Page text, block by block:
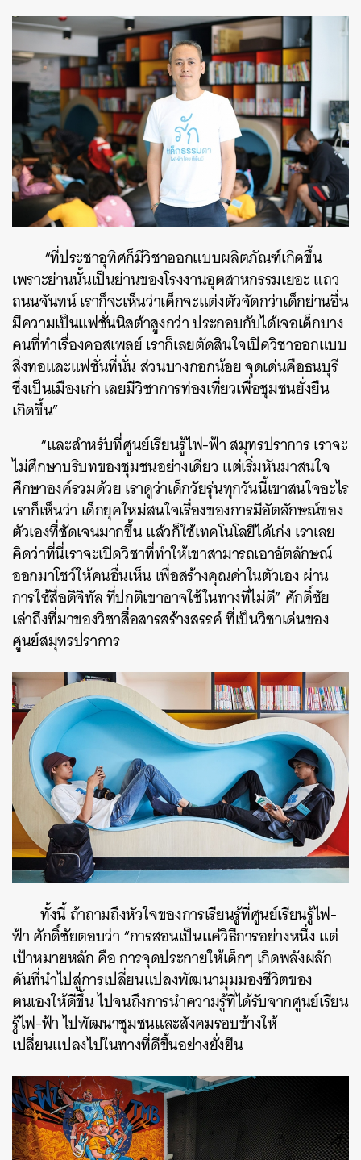
“ที่ประชาอุทิศก็มีวิชาออกแบบผลิตภัณฑ์เกิดขึ้น
เพราะย่านนั้นเป็นย่านของโรงงานอุตสาหกรรมเยอะ แถว
ถนนจันทน์ เราก็จะเห็นว่าเด็กจะแต่งตัวจัดกว่าเด็กย่านอื่น
มีความเป็นแฟชั่นนิสต้าสูงกว่า ประกอบกับได้เจอเด็กบาง
คนที่ทำเรื่องคอสเพลย์ เราก็เลยตัดสินใจเปิดวิชาออกแบบ
สิ่งทอและแฟชั่นที่นั่น ส่วนบางกอกน้อย จุดเด่นคือธนบุรี
ซึ่งเป็นเมืองเก่า เลยมีวิชาการท่องเที่ยวเพื่อชุมชนยั่งยืน
เกิดขึ้น”
“และสำหรับที่ศูนย์เรียนรู้ไฟ-ฟ้า สมุทรปราการ เราจะ
ไม่ศึกษาบริบทของชุมชนอย่างเดียว แต่เริ่มหันมาสนใจ
ศึกษาองค์รวมด้วย เราดูว่าเด็กวัยรุ่นทุกวันนี้เขาสนใจอะไร
เราก็เห็นว่า เด็กยุคใหม่สนใจเรื่องของการมีอัตลักษณ์ของ
ตัวเองที่ชัดเจนมากขึ้น แล้วก็ใช้เทคโนโลยีได้เก่ง เราเลย
คิดว่าที่นี่เราจะเปิดวิชาที่ทำให้เขาสามารถเอาอัตลักษณ์
ออกมาโชว์ให้คนอื่นเห็น เพื่อสร้างคุณค่าในตัวเอง ผ่าน
การใช้สื่อดิจิทัล ที่ปกติเขาอาจใช้ในทางที่ไม่ดี” ศักดิ์ชัย
เล่าถึงที่มาของวิชาสื่อสารสร้างสรรค์ ที่เป็นวิชาเด่นของ
ศูนย์สมุทรปราการ
ทั้งนี้ ถ้าถามถึงหัวใจของการเรียนรู้ที่ศูนย์เรียนรู้ไฟ-
ฟ้า ศักดิ์ชัยตอบว่า “การสอนเป็นแค่วิธีการอย่างหนึ่ง แต่
เป้าหมายหลัก คือ การจุดประกายให้เด็กๆ เกิดพลังผลัก
ดันที่นำไปสู่การเปลี่ยนแปลงพัฒนามุมมองชีวิตของ
ตนเองให้ดีขึ้น ไปจนถึงการนำความรู้ที่ได้รับจากศูนย์เรียน
รู้ไฟ-ฟ้า ไปพัฒนาชุมชนและสังคมรอบข้างให้
เปลี่ยนแปลงไปในทางที่ดีขึ้นอย่างยั่งยืน
ค้นหา
SHARE TWEET LINE EMAIL